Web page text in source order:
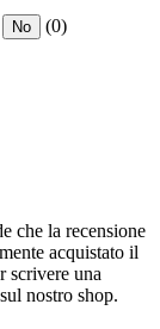
No (0)
che la recensione
acquistato il
scrivere una
nostro shop.